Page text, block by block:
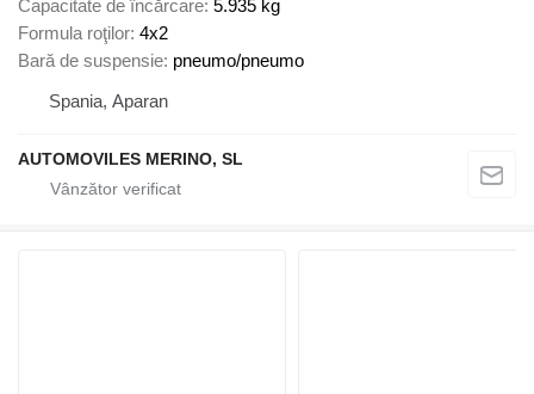
Capacitate de încărcare 5.935 kg
Formula roţilor 4x2
Bară de suspensie pneumo/pneumo
Spania, Aparan
AUTOMOVILES MERINO, SL